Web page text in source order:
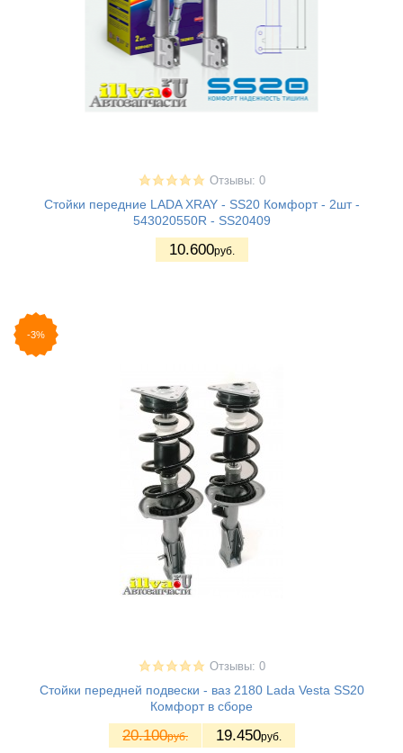
Отзывы: 0
Стойки передние LADA XRAY - SS20 Комфорт - 2шт -
543020550R - SS20409
10.600руб.
-3%
Отзывы: 0
Стойки передней подвески - ваз 2180 Lada Vesta SS20
Комфорт в сборе
20.100руб. 19.450руб.